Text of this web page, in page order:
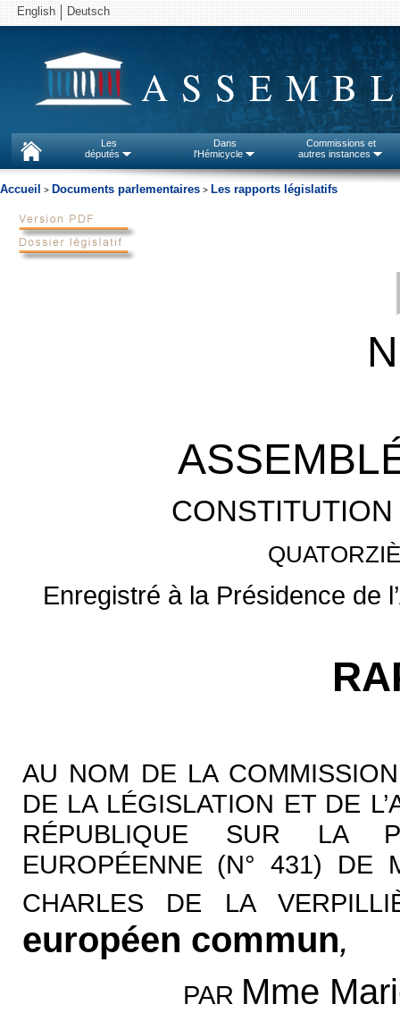
English Deutsch
Les
députés
Dans
l'Hémicycle
Commissions et
autres instances
Accueil > Documents parlementaires > Les rapports législatifs
N
Enregistré à la Présidence de
AU NOM DE LA
DE LA LÉGISLATION ET DE
RÉPUBLIQUE SUR LA
EUROPÉENNE (N° 431) DE
CHARLES DE LA
européen commun,
PAR Mme